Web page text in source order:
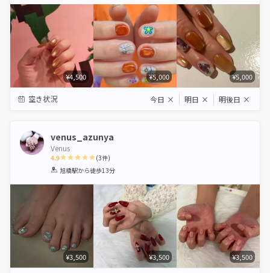
¥4,500 ¥5,000 ¥5,000
空き状況 今日 × 明日 × 明後日 ×
venus_azunya
Venus
4.9
1 2 3 4 5
(3件)
旭橋駅から徒歩13分
¥3,500 ¥3,500 ¥3,500